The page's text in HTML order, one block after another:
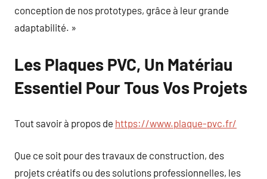
conception de nos prototypes, grâce à leur grande
adaptabilité. »
Les Plaques PVC, Un Matériau
Essentiel Pour Tous Vos Projets
Tout savoir à propos de https://www.plaque-pvc.fr/
Que ce soit pour des travaux de construction, des
projets créatifs ou des solutions professionnelles, les